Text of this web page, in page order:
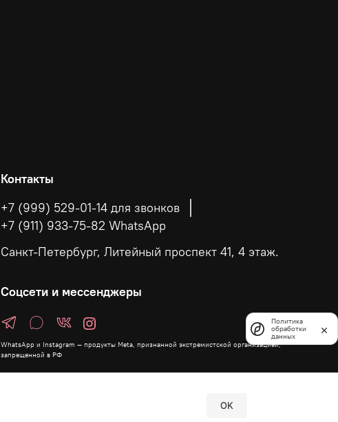
Контакты
+7 (999) 529-01-14 для звонков
+7 (911) 933-75-82 WhatsApp
Санкт-Петербург, Литейный проспект 41, 4 этаж.
Соцсети и мессенджеры
WhatsApp и Instagram — продукты Meta, признанной экстремистской организацией,
запрещенной в РФ
OK
Политика
обработки
данных